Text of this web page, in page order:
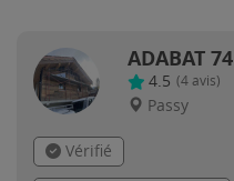
ADABAT 74
4.5 (4 avis)
Passy
Vérifié